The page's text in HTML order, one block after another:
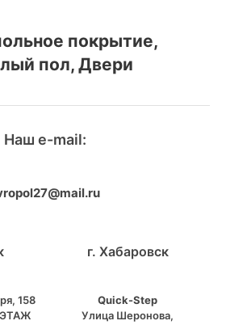
покрытие,
пол, Двери
Наш e-mail:
158
г. Хабаровск
Quick-Step
​Улица Шеронова,